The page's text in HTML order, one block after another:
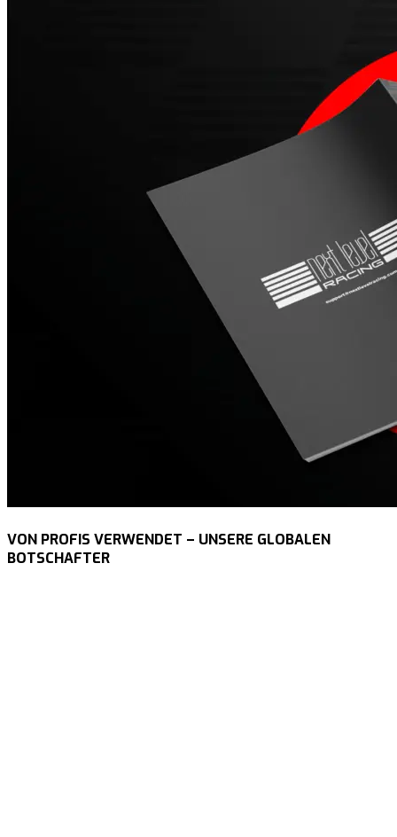
VON PROFIS VERWENDET – UNSERE GLOBALEN
BOTSCHAFTER